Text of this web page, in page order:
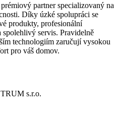
partner specializovaný na
Díky úzké spolupráci se
produkty, profesionální
spolehlivý servis. Pravidelně
technologiím zaručují vysokou
pro váš domov.
s.r.o.